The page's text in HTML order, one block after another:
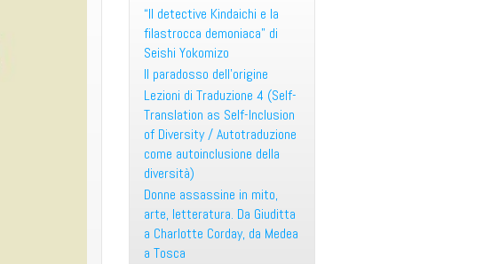
“Il detective Kindaichi e la
filastrocca demoniaca” di
Seishi Yokomizo
Il paradosso dell’origine
Lezioni di Traduzione 4 (Self-
Translation as Self-Inclusion
of Diversity / Autotraduzione
come autoinclusione della
diversità)
Donne assassine in mito,
arte, letteratura. Da Giuditta
a Charlotte Corday, da Medea
a Tosca